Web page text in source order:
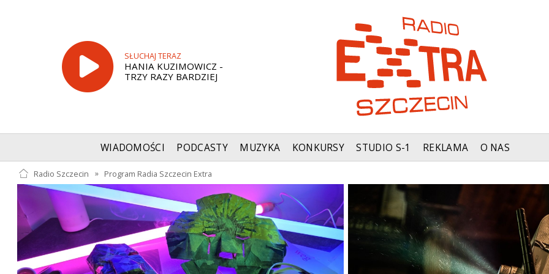
SŁUCHAJ TERAZ
HANIA KUZIMOWICZ -
TRZY RAZY BARDZIEJ
WIADOMOŚCI PODCASTY MUZYKA KONKURSY STUDIO S-1 REKLAMA O NAS
Radio Szczecin » Program Radia Szczecin Extra